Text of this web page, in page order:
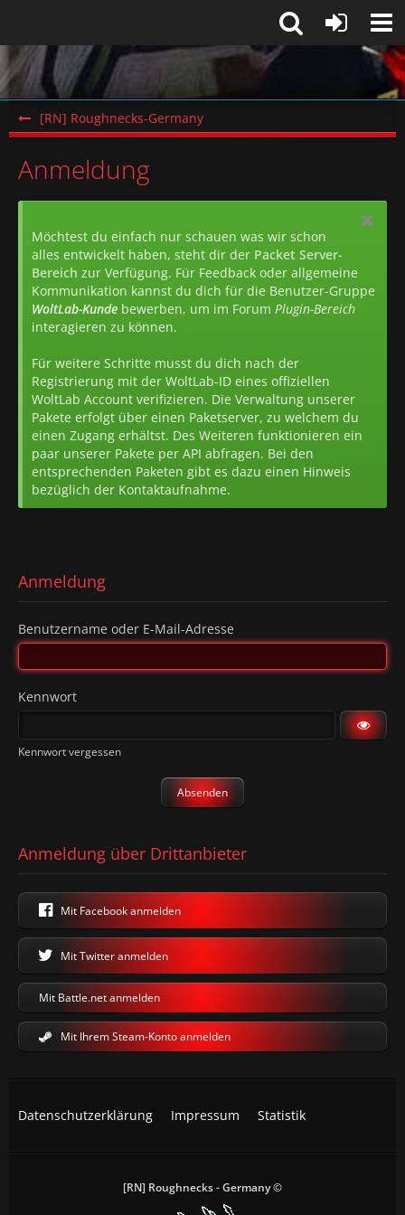
[RN] Roughnecks-Germany
Anmeldung
Möchtest du einfach nur schauen was wir schon
alles entwickelt haben, steht dir der Packet Server-
Bereich zur Verfügung. Für Feedback oder allgemeine
Kommunikation kannst du dich für die Benutzer-Gruppe
WoltLab-Kunde bewerben, um im Forum Plugin-Bereich
interagieren zu können.
Für weitere Schritte musst du dich nach der
Registrierung mit der WoltLab-ID eines offiziellen
WoltLab Account verifizieren. Die Verwaltung unserer
Pakete erfolgt über einen Paketserver, zu welchem du
einen Zugang erhältst. Des Weiteren funktionieren ein
paar unserer Pakete per API abfragen. Bei den
entsprechenden Paketen gibt es dazu einen Hinweis
bezüglich der Kontaktaufnahme.
Anmeldung
Benutzername oder E-Mail-Adresse
Kennwort
Kennwort vergessen
Anmeldung über Drittanbieter
Mit Facebook anmelden
Mit Twitter anmelden
Mit Battle.net anmelden
Mit Ihrem Steam-Konto anmelden
Datenschutzerklärung Impressum Statistik
[RN] Roughnecks - Germany ©